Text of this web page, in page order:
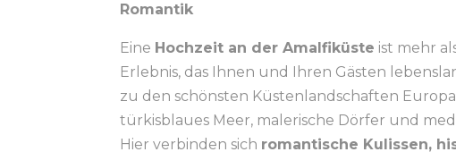
Romantik
Eine Hochzeit an der Amalfiküste ist mehr
Erlebnis, das Ihnen und Ihren Gästen
zu den schönsten Küstenlandschaften
türkisblaues Meer, malerische Dörfer und
Hier verbinden sich romantische Kulissen,